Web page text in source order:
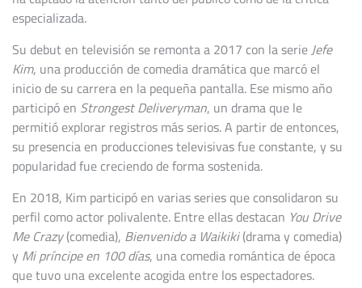
especializada.
Su debut en televisión se remonta a 2017 con la serieJefe
Kim, una producción de comedia dramática que marcó el
inicio de su carrera en la pequeña pantalla. Ese mismo año
participó en Strongest Deliveryman, un drama que le
permitió explorar registros más serios. A partir de entonces,
su presencia en producciones televisivas fue constante, y su
popularidad fue creciendo de forma sostenida.
En 2018, Kim participó en varias series que consolidaron su
perfil como actor polivalente. Entre ellas destacan You Drive
Me Crazy(comedia), Bienvenido a Waikiki(drama y comedia)
yMi príncipe en 100 días, una comedia romántica de época
que tuvo una excelente acogida entre los espectadores.